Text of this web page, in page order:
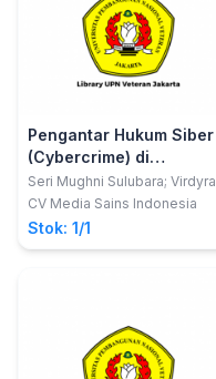
Pengantar Hukum Siber
(Cybercrime) di
Indonesia
Seri Mughni Sulubara; Virdyra
Tasril; Nurkhalisah
CV Media Sains Indonesia
Stok: 1/1